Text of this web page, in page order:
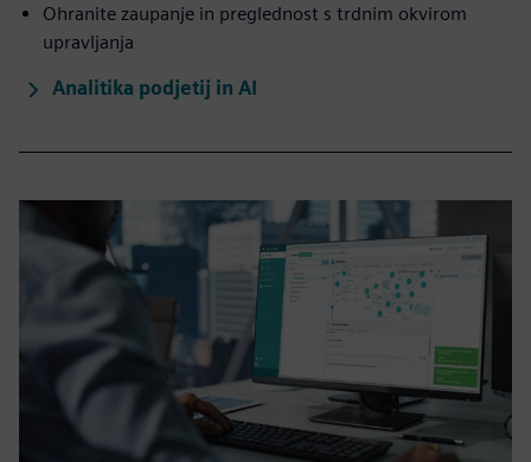
Ohranite zaupanje in preglednost s trdnim okvirom
upravljanja
Analitika podjetij in AI